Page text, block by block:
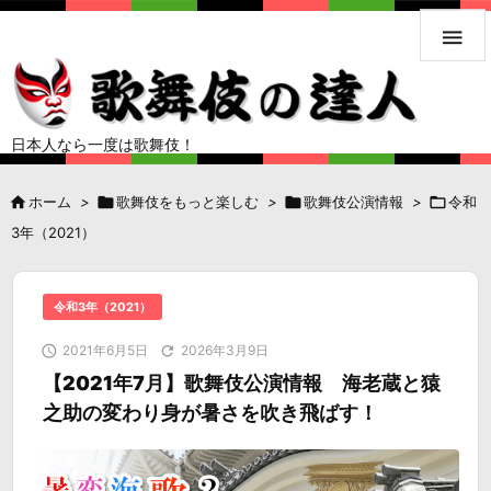
日本人なら一度は歌舞伎！

 ホーム > 歌舞伎をもっと楽しむ > 歌舞伎公演情報 > 令和
3年（2021）
令和3年（2021）
 2021年6月5日  2026年3月9日
【2021年7月】歌舞伎公演情報 海老蔵と猿
之助の変わり身が暑さを吹き飛ばす！